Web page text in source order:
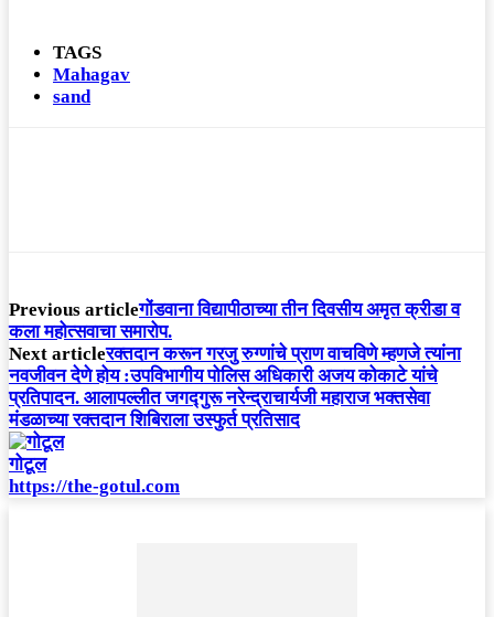
TAGS
Mahagav
sand
Previous articleगोंडवाना विद्यापीठाच्या तीन दिवसीय अमृत क्रीडा व
कला महोत्सवाचा समारोप.
Next articleरक्तदान करून गरजु रुग्णांचे प्राण वाचविणे म्हणजे त्यांना
नवजीवन देणे होय :उपविभागीय पोलिस अधिकारी अजय कोकाटे यांचे
प्रतिपादन. आलापल्लीत जगद्गुरू नरेन्द्राचार्यजी महाराज भक्तसेवा
मंडळाच्या रक्तदान शिबिराला उस्फुर्त प्रतिसाद
गोटूल
https://the-gotul.com